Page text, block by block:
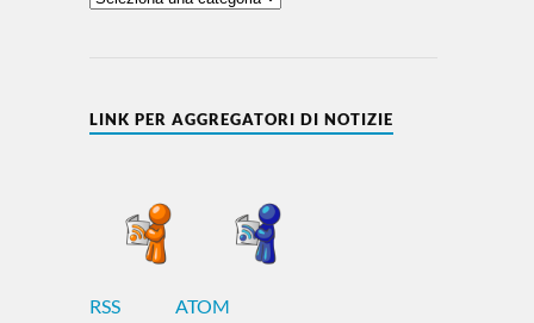
LINK PER AGGREGATORI DI NOTIZIE
RSS ATOM